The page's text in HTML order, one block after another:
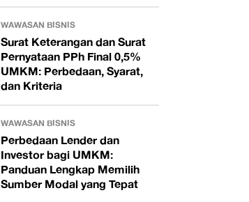
WAWASAN BISNIS
Surat Keterangan dan Surat
Pernyataan PPh Final 0,5%
UMKM: Perbedaan, Syarat,
dan Kriteria
WAWASAN BISNIS
Perbedaan Lender dan
Investor bagi UMKM:
Panduan Lengkap Memilih
Sumber Modal yang Tepat